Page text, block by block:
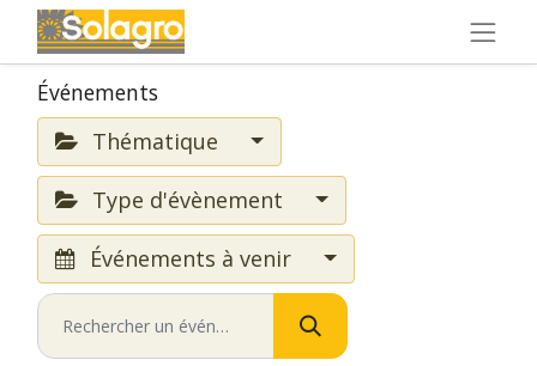
Événements
Thématique
Type d'évènement
Événements à venir